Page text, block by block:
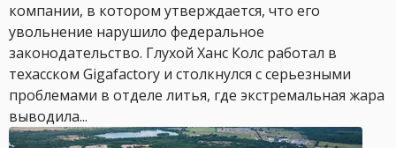
компании, в котором утверждается, что его
увольнение нарушило федеральное
законодательство. Глухой Ханс Колс работал в
техасском Gigafactory и столкнулся с серьезными
проблемами в отделе литья, где экстремальная жара
выводила...